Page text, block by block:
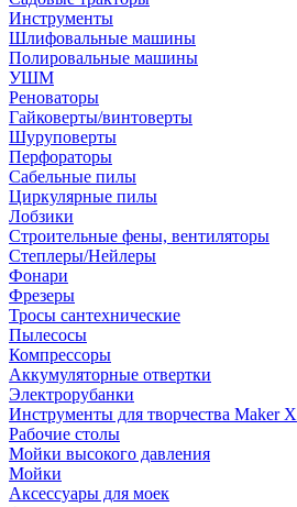
Инструменты
Шлифовальные машины
Полировальные машины
УШМ
Реноваторы
Гайковерты/винтоверты
Шуруповерты
Перфораторы
Сабельные пилы
Циркулярные пилы
Лобзики
Строительные фены, вентиляторы
Степлеры/Нейлеры
Фонари
Фрезеры
Тросы сантехнические
Пылесосы
Компрессоры
Аккумуляторные отвертки
Электрорубанки
Инструменты для творчества Maker X
Рабочие столы
Мойки высокого давления
Мойки
Аксессуары для моек